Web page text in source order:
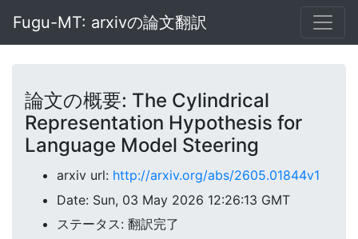
Fugu-MT: arxivの論文翻訳
論文の概要: The Cylindrical
Representation Hypothesis for
Language Model Steering
arxiv url: http://arxiv.org/abs/2605.01844v1
Date: Sun, 03 May 2026 12:26:13 GMT
ステータス: 翻訳完了